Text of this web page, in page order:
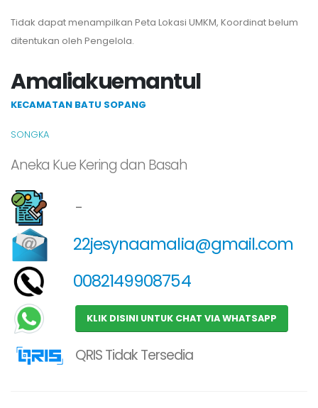
Amaliakuemantul
KECAMATAN BATU SOPANG
SONGKA
Aneka Kue Kering dan Basah
-
22jesynaamalia@gmail.com
0082149908754
KLIK DISINI UNTUK CHAT VIA WHATSAPP
QRIS Tidak Tersedia
Tidak dapat menampilkan Peta Lokasi UMKM, Koordinat belum
ditentukan oleh Pengelola.